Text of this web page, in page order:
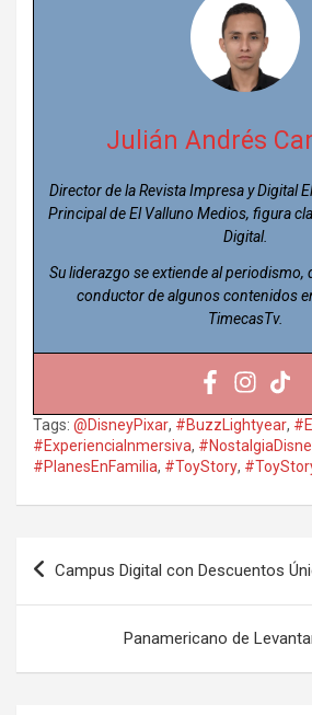
Julián Andrés
Director de la Revista Impresa y Digital
Principal de El Valluno Medios, figura
Digital.
Su liderazgo se extiende al periodismo,
conductor de algunos contenidos
TimecasTv.
Tags: @DisneyPixar, #BuzzLightyear,
#ExperienciaInmersiva,
#PlanesEnFamilia, #ToyStory,
Navegación
entradas
Campus Digital con Descuentos
Panamericano de